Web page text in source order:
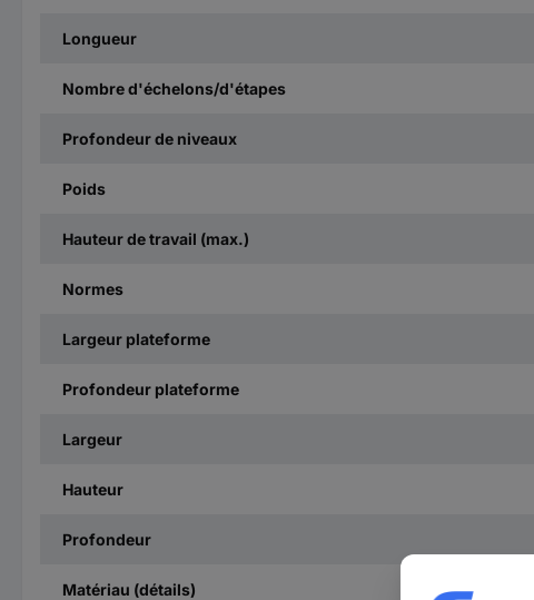
Longueur
Nombre d'échelons/d'étapes
Profondeur de niveaux
Poids
Hauteur de travail (max.)
Normes
Largeur plateforme
Profondeur plateforme
Largeur
Hauteur
Profondeur
Matériau (détails)